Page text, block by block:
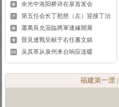
余光中洛阳桥诗在泉首发会
第五任会长丁慰慈（左）迎接丁治
蕭萬長允蒞臨將軍連緣開展
晉見連戰呈献于右任書文鎮
吴其萃从泉州来台响应送暖
福建第一漂